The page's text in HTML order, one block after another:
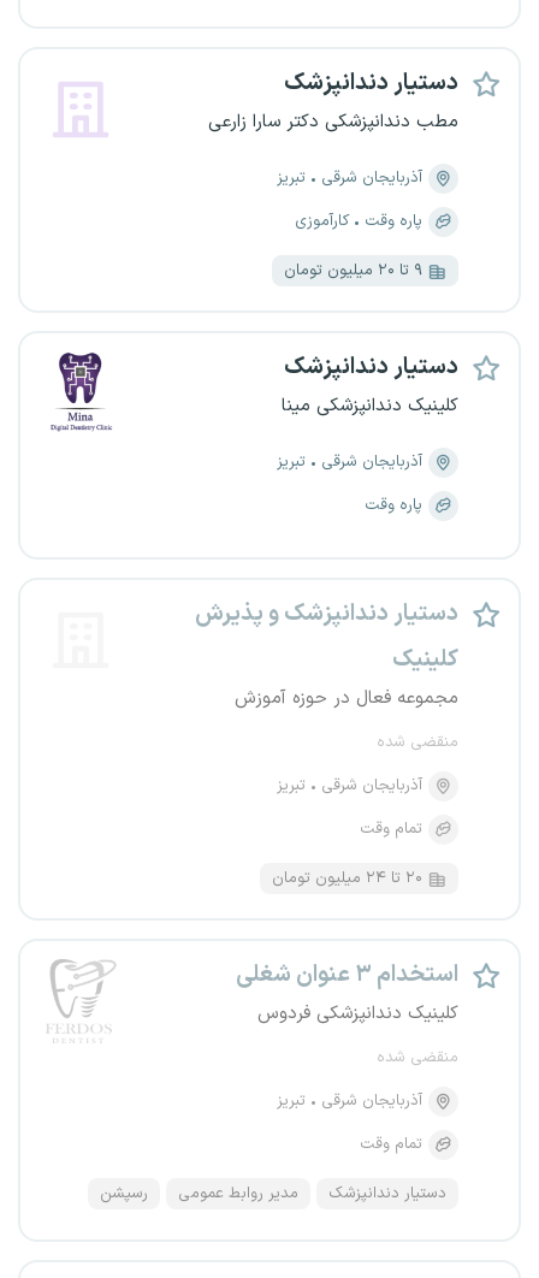
دستیار دندانپزشک
مطب دندانپزشکی دکتر سارا زارعی
آذربایجان شرقی
تبریز
پاره وقت
کارآموزی
۹ تا ۲۰ میلیون تومان
دستیار دندانپزشک
کلینیک دندانپزشکی مینا
آذربایجان شرقی
تبریز
پاره وقت
دستیار دندانپزشک و پذیرش
کلینیک
مجموعه فعال در حوزه آموزش
منقضی شده
آذربایجان شرقی
تبریز
تمام وقت
۲۰ تا ۲۴ میلیون تومان
استخدام ۳ عنوان شغلی
کلینیک‌ دندانپزشکی فردوس
منقضی شده
آذربایجان شرقی
تبریز
تمام وقت
دستیار دندانپزشک مدیر روابط عمومی رسپشن